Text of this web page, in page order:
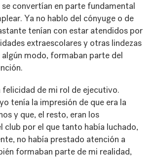
convertían en parte fundamental
Ya no hablo del cónyuge o de
tenían con estar atendidos por
extraescolares y otras lindezas
modo, formaban parte del
felicidad de mi rol de ejecutivo.
tenía la impresión de que era la
y que, el resto, eran los
club por el que tanto había luchado,
no había prestado atención a
formaban parte de mi realidad,